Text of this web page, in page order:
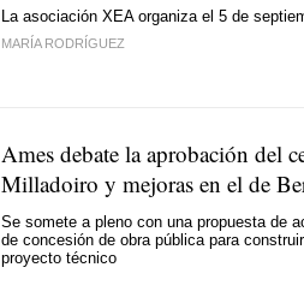
La asociación XEA organiza el 5 de
MARÍA RODRÍGUEZ
Ames debate la aprobación del
Milladoiro y mejoras en el de
Se somete a pleno con una propuesta de
de concesión de obra pública para
proyecto técnico